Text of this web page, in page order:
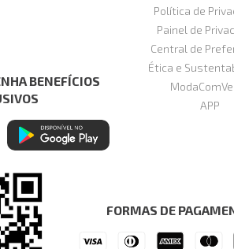
BENEFÍCIOS
Política de
Painel de
Central de
Ética e
APP
FORMAS DE